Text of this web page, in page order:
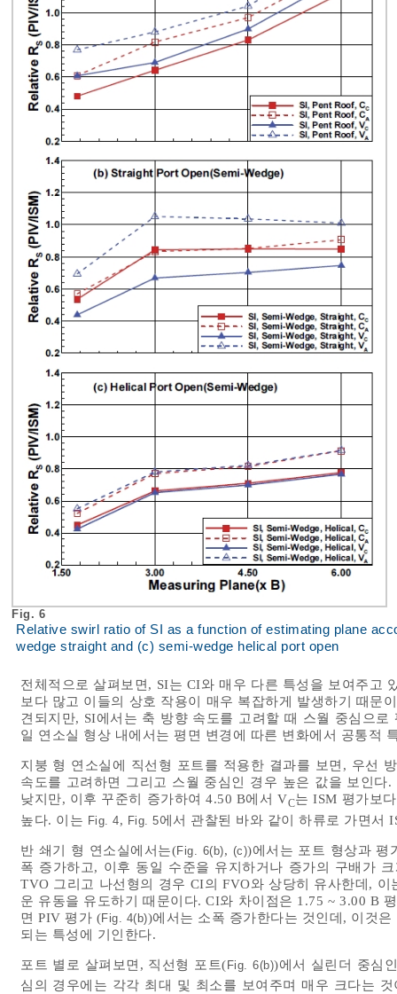
Fig. 6
Relative swirl ratio of SI as a function of estimating plane
wedge straight and (c) semi-wedge helical port open
전체적으로 살펴보면, SI는 CI와 매우 다른 특성을 보여주고
보다 많고 이들의 상호 작용이 매우 복잡하게 발생하기 때문
견되지만, SI에서는 축 방향 속도를 고려할 때 스월 중심으
일 연소실 형상 내에서는 평면 변경에 따른 변화에서 공통적
지붕 형 연소실에 직선형 포트를 적용한 결과를 보면, 우선
속도를 고려하면 그리고 스월 중심인 경우 높은 값을 보인
낮지만, 이후 꾸준히 증가하여 4.50 B에서 VC는 ISM 평가보
높다. 이는 Fig. 4, Fig. 5에서 관찰된 바와 같이 하류로 가면서
반 쇄기 형 연소실에서는(Fig. 6(b), (c))에서는 포트 형상과 평
폭 증가하고, 이후 동일 수준을 유지하거나 증가의 구배가
TVO 그리고 나선형의 경우 CI의 FVO와 상당히 유사한데,
운 유동을 유도하기 때문이다. CI와 차이점은 1.75 ~ 3.00 B
면 PIV 평가 (Fig. 4(b))에서는 소폭 증가한다는 것인데, 이것
되는 특성에 기인한다.
포트 별로 살펴보면, 직선형 포트( Fig. 6(b))에서 실린더 중심
심의 경우에는 각각 최대 및 최소를 보여주며 매우 크다는